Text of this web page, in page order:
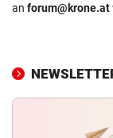
an forum@krone.at